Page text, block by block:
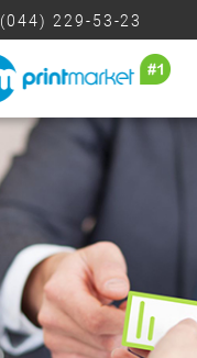
(044) 229-53-23